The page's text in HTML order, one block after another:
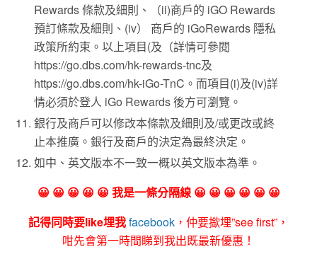
Rewards 條款及細則、（ii)商戶的 iGO Rewards
預訂條款及細則、(iv） 商戶的 iGoRewards 隱私
政策所約束。以上項目(及（詳情可參閱
https://go.dbs.com/hk-rewards-tnc及
https://go.dbs.com/hk-iGo-TnC。而項目(i)及(iv)詳
情必須於登人 iGo Rewards 後方可瀏覽。
銀行及商戶可以修改本條款及細則及/或更改或終
止本推廣。銀行及商戶的決定為最終決定。
如中、英文版本不一致一概以英文版本為準。
😀 😀 😀 😀 😀 我是一條分隔線 😀 😀 😀 😀 😀 😀
記得同時要like埋我facebook ，仲要撳埋”see first”，
咁先會第一時間睇到我出既最新優惠！